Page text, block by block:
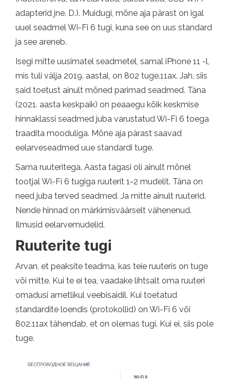
adapterid jne. D.). Muidugi, mõne aja pärast on igal
uuel seadmel Wi-Fi 6 tugi, kuna see on uus standard
ja see areneb.
Isegi mitte uusimatel seadmetel, samal iPhone 11 -l,
mis tuli välja 2019. aastal, on 802 tuge.11ax. Jah, siis
said toetust ainult mõned parimad seadmed. Täna
(2021. aasta keskpaik) on peaaegu kõik keskmise
hinnaklassi seadmed juba varustatud Wi-Fi 6 toega
traadita mooduliga. Mõne aja pärast saavad
eelarveseadmed uue standardi tuge.
Sama ruuteritega. Aasta tagasi oli ainult mõnel
tootjal Wi-Fi 6 tugiga ruuterit 1-2 mudelit. Täna on
need juba terved seadmed. Ja mitte ainult ruuterid.
Nende hinnad on märkimisväärselt vähenenud.
Ilmusid eelarvemudelid.
Ruuterite tugi
Arvan, et peaksite teadma, kas teie ruuteris on tuge
või mitte. Kui te ei tea, vaadake lihtsalt oma ruuteri
omadusi ametlikul veebisaidil. Kui toetatud
standardite loendis (protokollid) on Wi-Fi 6 või
802.11ax tähendab, et on olemas tugi. Kui ei, siis pole
tuge.